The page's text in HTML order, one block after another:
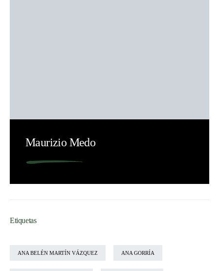
Maurizio Medo
Etiquetas
ANA BELÉN MARTÍN VÁZQUEZ ANA GORRÍA